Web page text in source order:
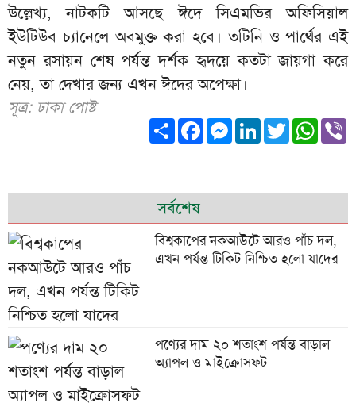
উল্লেখ্য, নাটকটি আসছে ঈদে সিএমভির অফিসিয়াল
ইউটিউব চ্যানেলে অবমুক্ত করা হবে। তটিনি ও পার্থের এই
নতুন রসায়ন শেষ পর্যন্ত দর্শক হৃদয়ে কতটা জায়গা করে
নেয়, তা দেখার জন্য এখন ঈদের অপেক্ষা।
সূত্র: ঢাকা পোষ্ট
ShareFacebook
Messenger
LinkedIn
Twitter
সর্বশেষ
বিশ্বকাপের নকআউটে আরও পাঁচ দল,
এখন পর্যন্ত টিকিট নিশ্চিত হলো যাদের
পণ্যের দাম ২০ শতাংশ পর্যন্ত বাড়াল
অ্যাপল ও মাইক্রোসফট